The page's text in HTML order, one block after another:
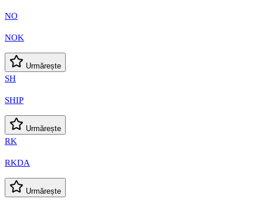
NO
NOK
Urmărește
SH
SHIP
Urmărește
RK
RKDA
Urmărește